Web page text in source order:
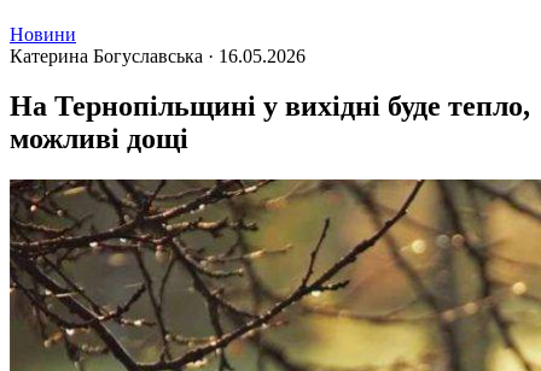
Новини
Катерина Богуславська · 16.05.2026
На Тернопільщині у вихідні буде тепло,
можливі дощі